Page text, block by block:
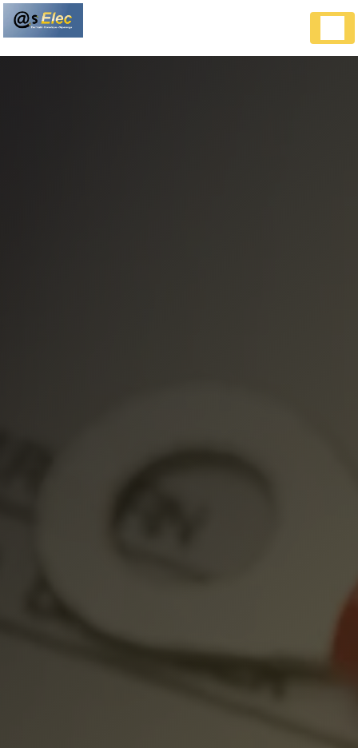
Panneau de gestion des cookies